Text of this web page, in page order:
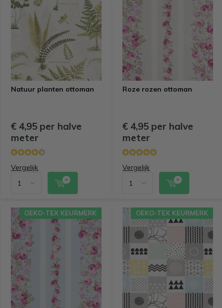
Natuur planten ottoman
€ 4,95 per halve
meter
Vergelijk
Roze rozen ottoman
€ 4,95 per halve
meter
Vergelijk
OEKO-TEX KEURMERK OEKO-TEX KEURMERK